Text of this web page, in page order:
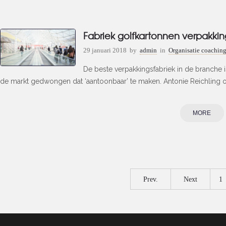
Fabriek golfkartonnen
29 januari 2018 by admin in Organisatie coaching
De beste verpakkingsfabriek in de
de markt gedwongen dat ‘aantoonbaar’ te maken. Antonie
MORE
Prev. Next 1